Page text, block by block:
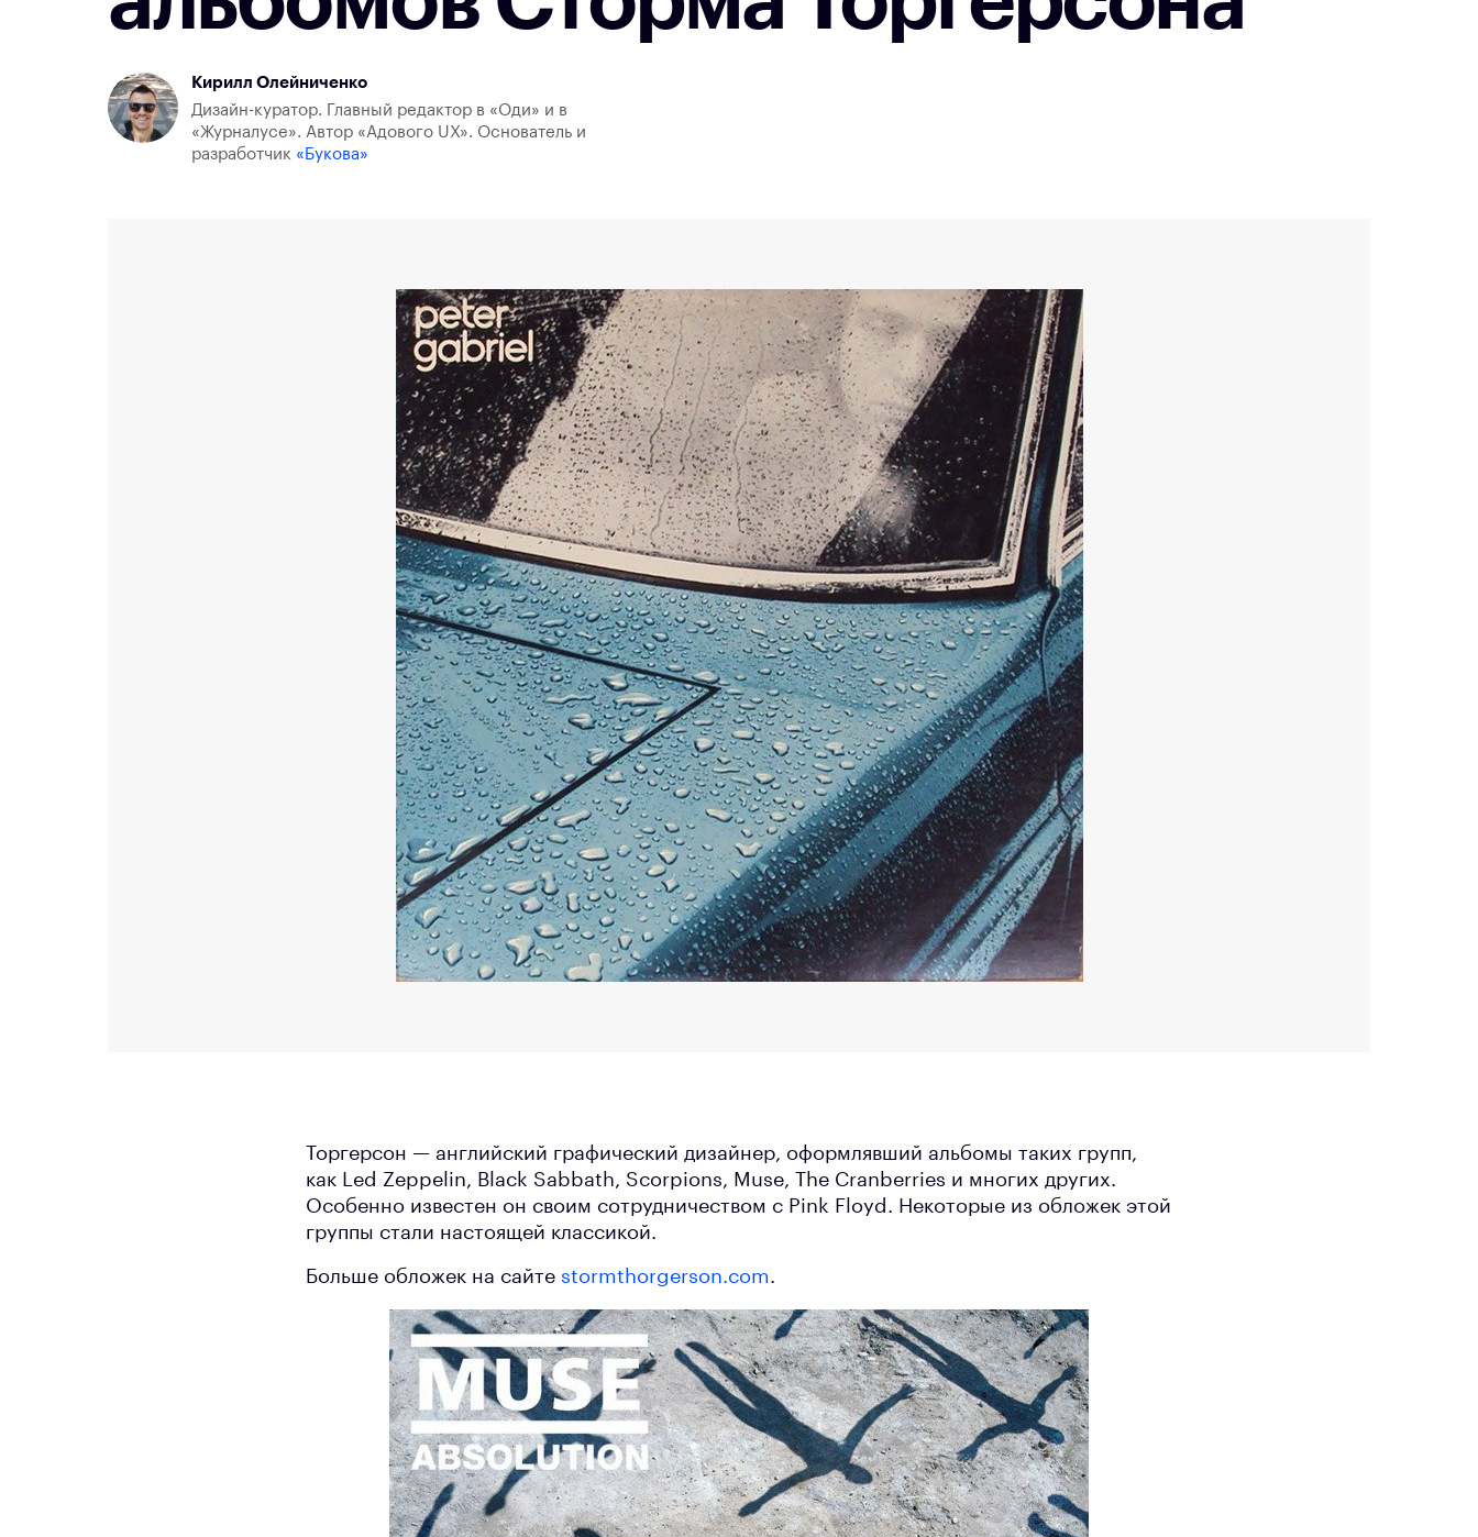
Кирилл Олейниченко
Дизайн-куратор. Главный редактор в «Оди» и в
«Журналусе». Автор «Адового UX». Основатель и
разработчик «Букова»
Торгерсон — английский графический дизайнер, оформлявший альбомы таких групп,
как Led Zeppelin, Black Sabbath, Scorpions, Muse, The Cranberries и многих других.
Особенно известен он своим сотрудничеством с Pink Floyd. Некоторые из обложек этой
группы стали настоящей классикой.
Больше обложек на сайте stormthorgerson.com.